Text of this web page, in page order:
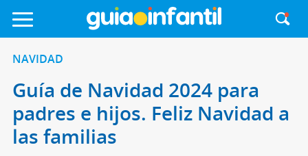
NAVIDAD
Guía de Navidad 2024 para
padres e hijos. Feliz Navidad a
las familias